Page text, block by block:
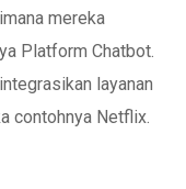
mereka
Platform Chatbot.
layanan
contohnya Netflix.